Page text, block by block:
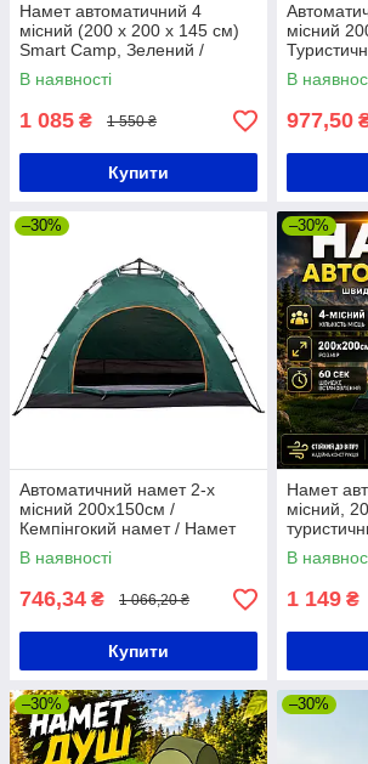
Намет автоматичний 4
місний (200 х 200 х 145 см)
Smart Camp, Зелений /
Туристичний намет для
відпочинку
В наявності
1 085 ₴ 1 550 ₴
Купити
місний
для
В
977,50
–30%
Автоматичний намет 2-х
місний 200х150см /
Кемпінгокий намет / Намет
туристичний
В наявності
746,34 ₴ 1 066,20 ₴
Купити
–30%
Намет
місний,
кемпінгу
кепмінгу
В
1 149 ₴
–30% –30%